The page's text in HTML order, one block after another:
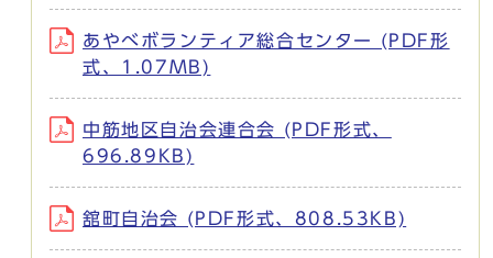
あやべボランティア総合センター (PDF形
式、1.07MB)
中筋地区自治会連合会 (PDF形式、
696.89KB)
舘町自治会 (PDF形式、808.53KB)